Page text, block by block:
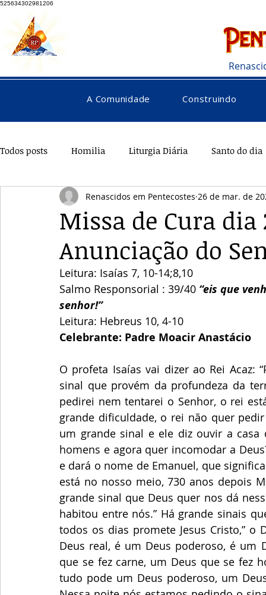
525634302981206
A Comunidade Construindo
Todos posts Homilia Liturgia Diária Santo do dia
Pentecostes Galeria Orações Saúde
Missa de Cura dia
Anunciação do
Renascidos em Pentecostes 26 de mar. de
Leitura: Isaías 7, 10-14;8,10
Salmo Responsorial : 39/40 “eis que
senhor!”
Leitura: Hebreus 10, 4-10
Celebrante: Padre Moacir Anastácio
O profeta Isaías vai dizer ao Rei Acaz:
sinal que provém da profundeza da
pedirei nem tentarei o Senhor, o rei
grande dificuldade, o rei não quer
um grande sinal e ele diz ouvir a
homens e agora quer incomodar a
e dará o nome de Emanuel, que
está no nosso meio, 730 anos depois
grande sinal que Deus quer nos dá
habitou entre nós.” Há grande sinais
todos os dias promete Jesus Cristo,”
Deus real, é um Deus poderoso, é um
que se fez carne, um Deus que se fez
tudo pode um Deus poderoso, um